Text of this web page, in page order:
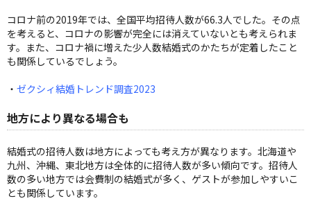
コロナ前の2019年では、全国平均招待人数が66.3人でした。その点
を考えると、コロナの影響が完全には消えていないとも考えられま
す。また、コロナ禍に増えた少人数結婚式のかたちが定着したこと
も関係しているでしょう。
・ ゼクシィ結婚トレンド調査2023
地方により異なる場合も
結婚式の招待人数は地方によっても考え方が異なります。北海道や
九州、沖縄、東北地方は全体的に招待人数が多い傾向です。招待人
数の多い地方では会費制の結婚式が多く、ゲストが参加しやすいこ
とも関係しています。